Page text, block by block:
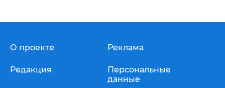
О проекте
Редакция
Реклама
Персональные
данные